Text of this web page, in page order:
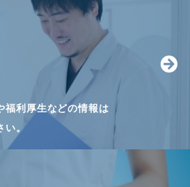
福利厚生などの情報は
い。